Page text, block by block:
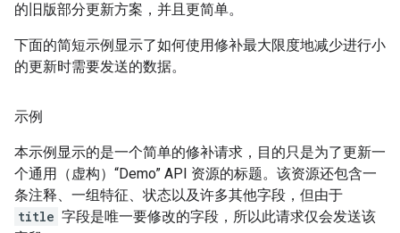
的旧版部分更新方案，并且更简单。
下面的简短示例显示了如何使用修补最大限度地减少进行小
的更新时需要发送的数据。
示例
本示例显示的是一个简单的修补请求，目的只是为了更新一
个通用（虚构）“Demo” API 资源的标题。该资源还包含一
条注释、一组特征、状态以及许多其他字段，但由于
title 字段是唯一要修改的字段，所以此请求仅会发送该